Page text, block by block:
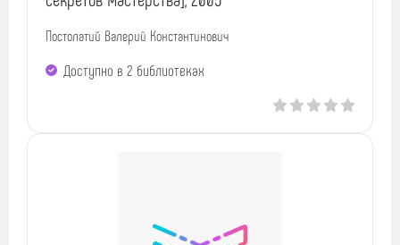
Постолатий Валерий Константинович
Доступно в 2 библиотеках